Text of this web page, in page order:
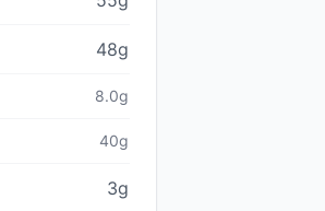
48g
8.0g
40g
3g